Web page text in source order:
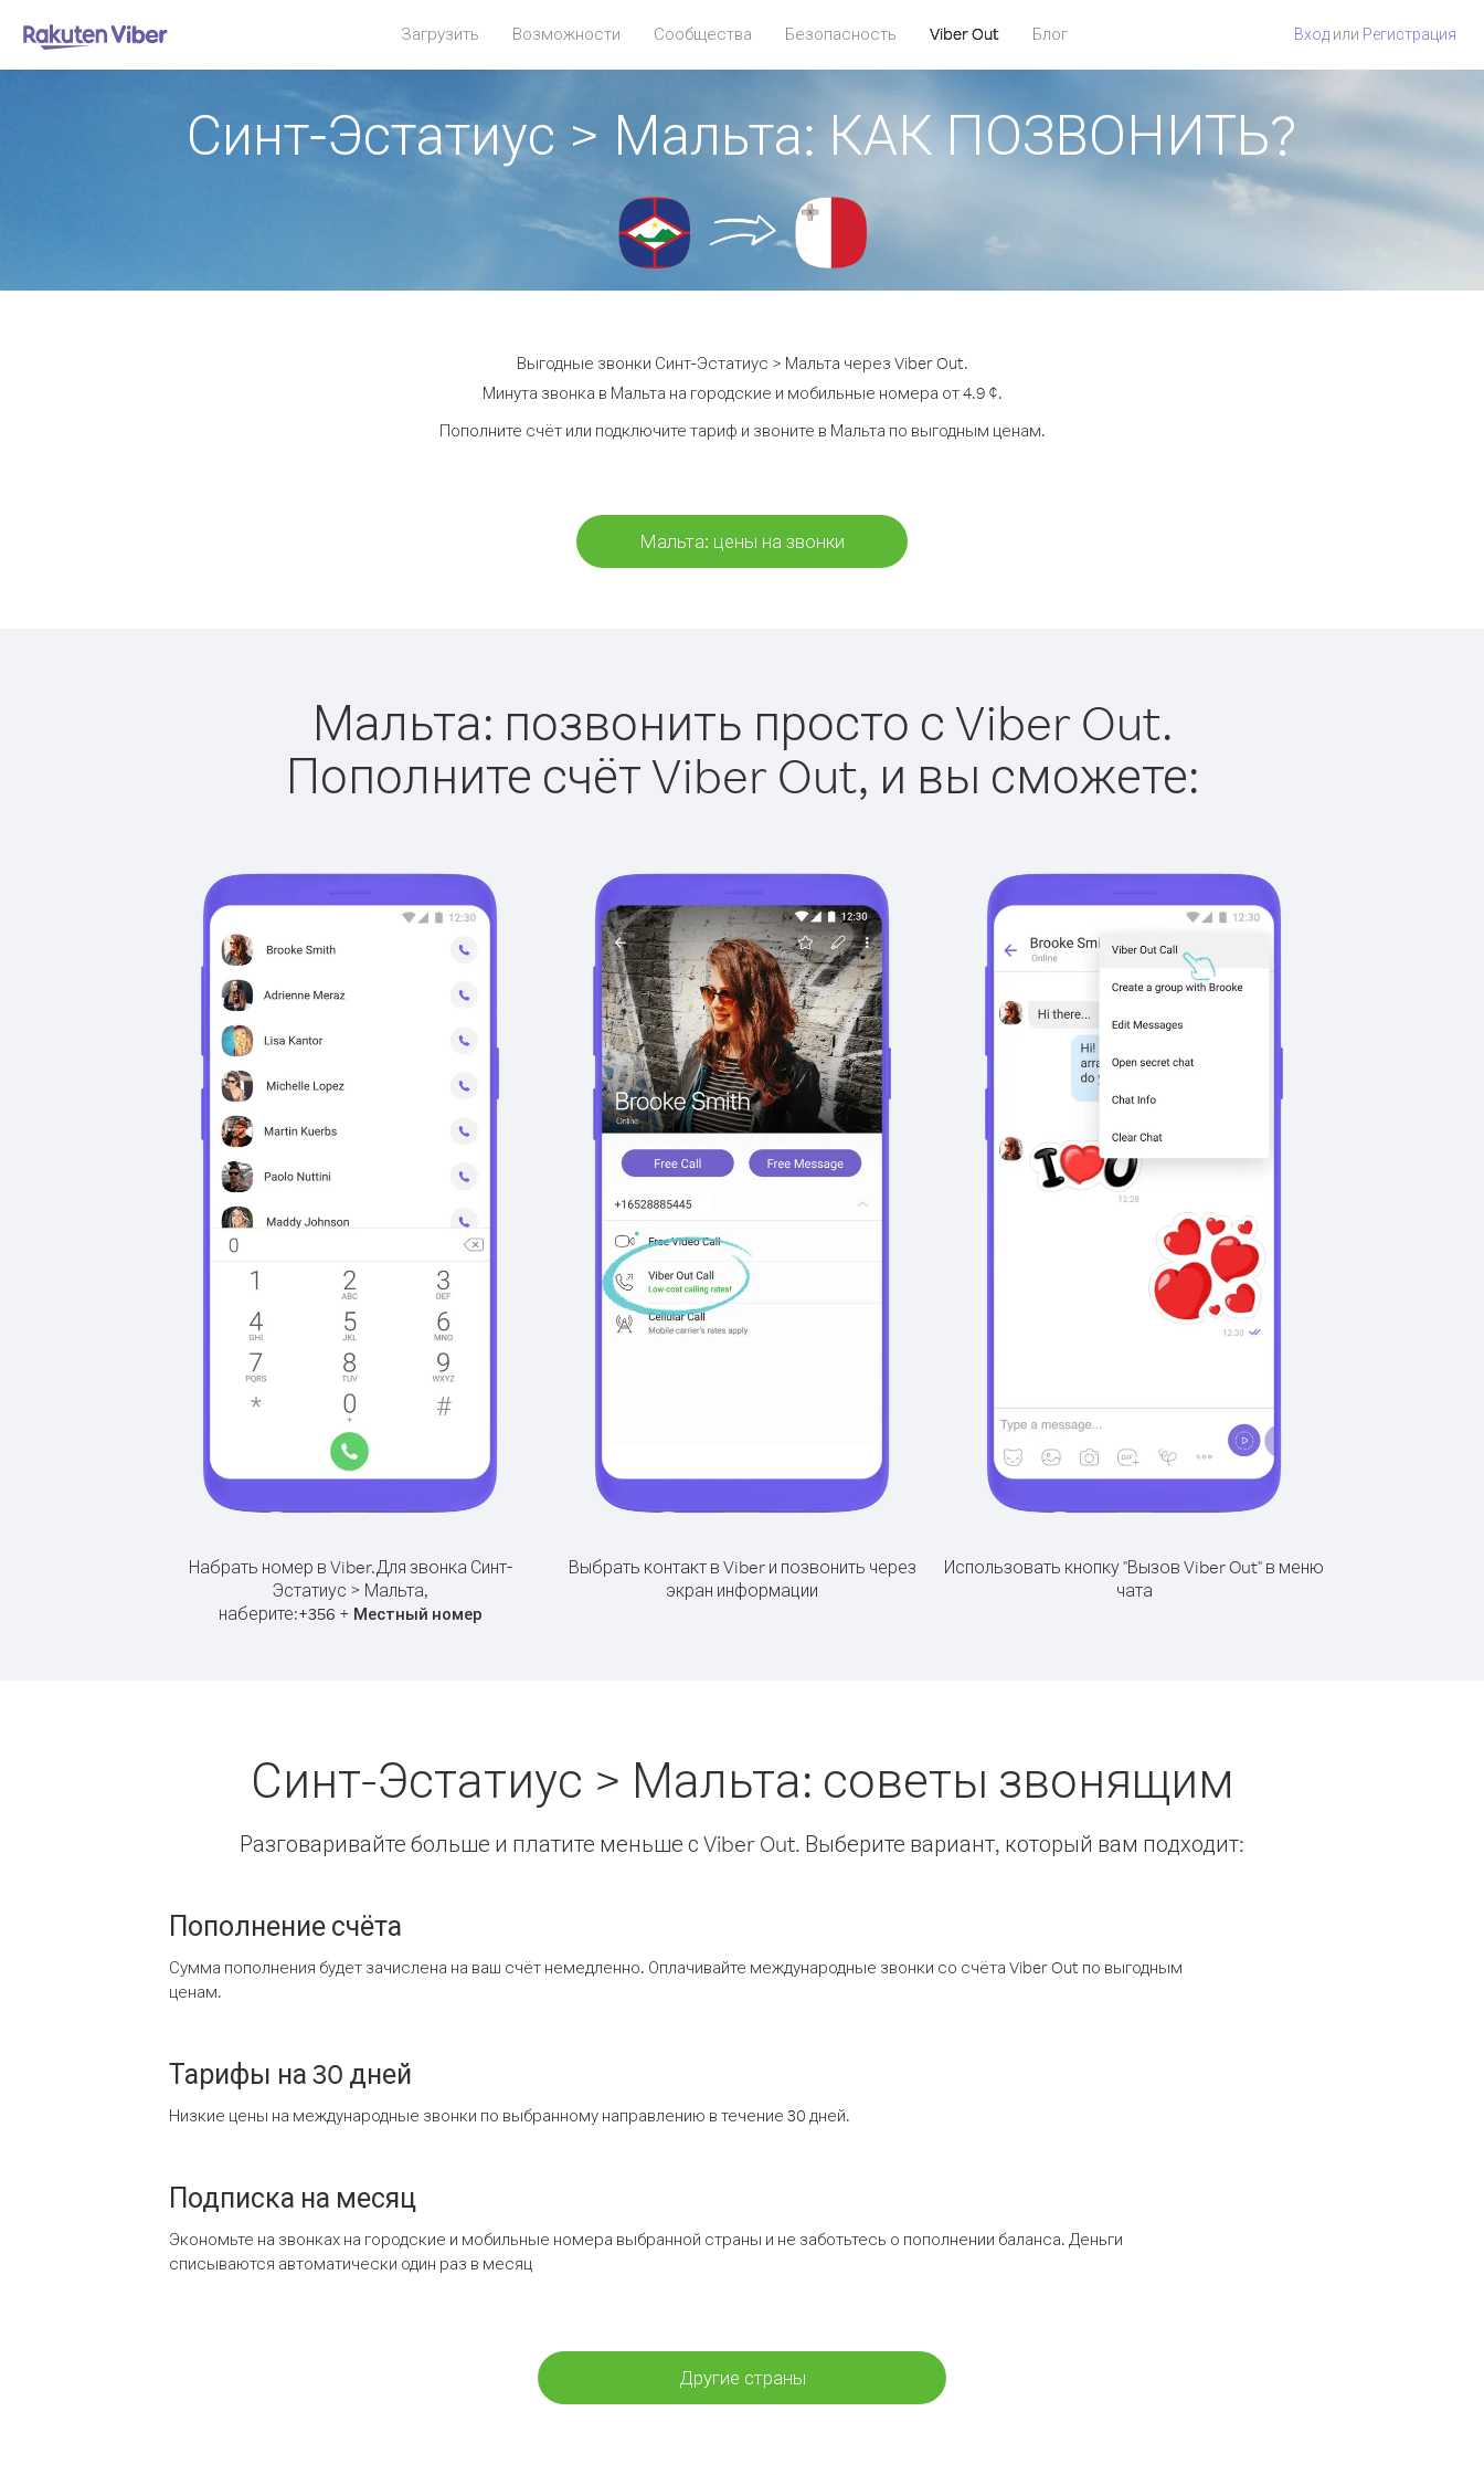
Загрузить Возможности Сообщества Безопасность Viber Out Блог Вход или Регистрация
Синт-Эстатиус > Мальта: КАК ПОЗВОНИТЬ?
Выгодные звонки Синт-Эстатиус > Мальта через Viber Out.
Минута звонка в Мальта на городские и мобильные номера от 4.9 ¢.
Пополните счёт или подключите тариф и звоните в Мальта по выгодным ценам.
Мальта: цены на звонки
Мальта: позвонить просто с Viber Out.
Пополните счёт Viber Out, и вы сможете:
Набрать номер в Viber.Для звонка Синт-
Эстатиус > Мальта,
наберите:+356 + Местный номер
Выбрать контакт в Viber и позвонить через
экран информации
Использовать кнопку "Вызов Viber Out" в меню
чата
Синт-Эстатиус > Мальта: советы звонящим
Разговаривайте больше и платите меньше с Viber Out. Выберите вариант, который вам подходит:
Пополнение счёта
Сумма пополнения будет зачислена на ваш счёт немедленно. Оплачивайте международные звонки со счёта Viber Out по выгодным
ценам.
Тарифы на 30 дней
Низкие цены на международные звонки по выбранному направлению в течение 30 дней.
Подписка на месяц
Экономьте на звонках на городские и мобильные номера выбранной страны и не заботьтесь о пополнении баланса. Деньги
списываются автоматически один раз в месяц
Другие страны